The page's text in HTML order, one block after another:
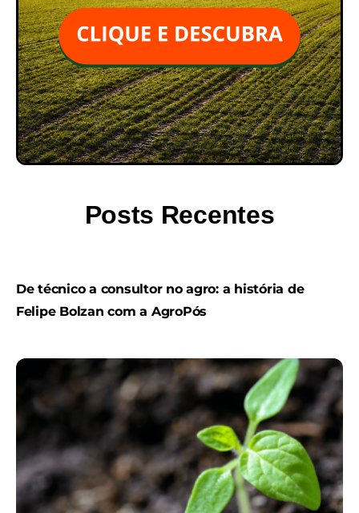
Posts Recentes
De técnico a consultor no agro: a história de
Felipe Bolzan com a AgroPós